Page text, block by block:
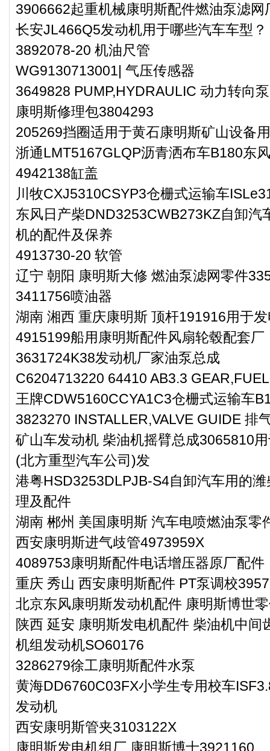
3906662起重机械康明斯配件燃油泵滤网
长安JL466Q5发动机用于哪些汽车车型？
3892078-20 机油尺管
WG9130713001| 气压传感器
3649828 PUMP,HYDRAULIC 动力转向泵
康明斯修理包3804293
205269挡圈适用于黄石康明斯矿山设备
浙通LMT5167GLQP沥青洒布车B180东
4942138缸盖
川牧CXJ5310CSYP3仓栅式运输车
东风日产柴DND3253CWB273KZ自卸汽
机的配件及保养
4913730-20 软管
辽宁 朝阳 康明斯大修 燃油泵滤网零件
3411756喷油器
湖南 湘西 重庆康明斯 顶杆191916用于
4915199船用康明斯配件风扇轮毂配套厂
3631724K38发动机厂家油泵总成
C6204713220 64410 AB3.3
王牌CDW5160CCYA1C3仓栅式运输车
3823270 INSTALLER,VALVE GUIDE 排
矿山车发动机 柴油机摇臂总成3065810
(北方重型汽车公司)发
港粤HSD3253DLPJB-S4自卸汽车用的
理及配件
湖南 郴州 美国康明斯 汽车电喷燃油泵零
西安康明斯进气歧管4973959X
4089753康明斯配件电话增压器原厂配件
重庆 秀山 西安康明斯配件 PT泵调校
北京东风康明斯发动机配件 康明斯博世
陕西 延安 康明斯发电机配件 柴油机中间
机组发动机SO60176
3286279徐工康明斯配件水泵
黄海DD6760C03FX小学生专用校车
发动机
西安康明斯管夹3103122X
康明斯发电机组厂 康明斯博士3921160